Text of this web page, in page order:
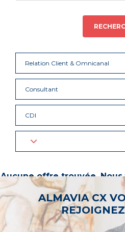
Relation Client & Omnicanal
Consultant
CDI
Aucune offre trouvée.
d’autres mots-clés ou à
ALMAVIA CX